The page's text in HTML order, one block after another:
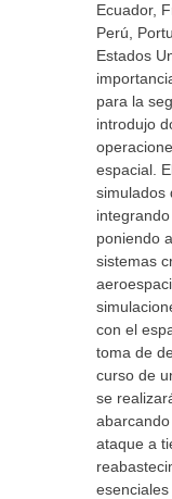
Ecuador,
Perú,
Estados
para la
introdujo
espacial.
simulados
poniendo
sistemas
con el
toma de
curso de
se
abarcando
ataque a